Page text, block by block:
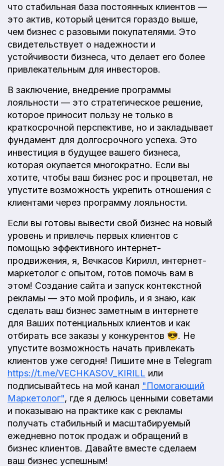
что стабильная база постоянных клиентов —
это актив, который ценится гораздо выше,
чем бизнес с разовыми покупателями. Это
свидетельствует о надежности и
устойчивости бизнеса, что делает его более
привлекательным для инвесторов.
В заключение, внедрение программы
лояльности — это стратегическое решение,
которое приносит пользу не только в
краткосрочной перспективе, но и закладывает
фундамент для долгосрочного успеха. Это
инвестиция в будущее вашего бизнеса,
которая окупается многократно. Если вы
хотите, чтобы ваш бизнес рос и процветал, не
упустите возможность укрепить отношения с
клиентами через программу лояльности.
Если вы готовы вывести свой бизнес на новый
уровень и привлечь первых клиентов с
помощью эффективного интернет-
продвижения, я, Вечкасов Кирилл, интернет-
маркетолог с опытом, готов помочь вам в
этом! Создание сайта и запуск контекстной
рекламы — это мой профиль, и я знаю, как
сделать ваш бизнес заметным в интернете
для Ваших потенциальных клиентов и как
отбирать все заказы у конкурентов 😎. Не
упустите возможность начать привлекать
клиентов уже сегодня! Пишите мне в Telegram
https://t.me/VECHKASOV_KIRILL или
подписывайтесь на мой канал "Помогающий
Маркетолог", где я делюсь ценными советами
и показываю на практике как с рекламы
получать стабильный и масштабируемый
ежедневно поток продаж и обращений в
бизнес клиентов. Давайте вместе сделаем
ваш бизнес успешным!